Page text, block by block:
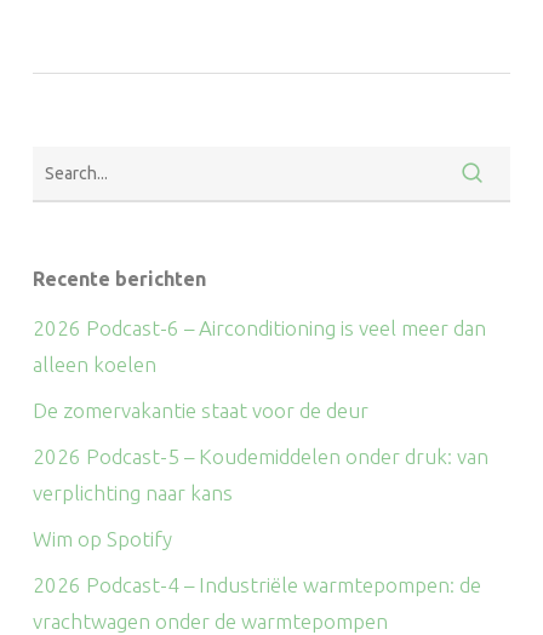
Recente berichten
2026 Podcast-6 – Airconditioning is veel meer dan
alleen koelen
De zomervakantie staat voor de deur
2026 Podcast-5 – Koudemiddelen onder druk: van
verplichting naar kans
Wim op Spotify
2026 Podcast-4 – Industriële warmtepompen: de
vrachtwagen onder de warmtepompen